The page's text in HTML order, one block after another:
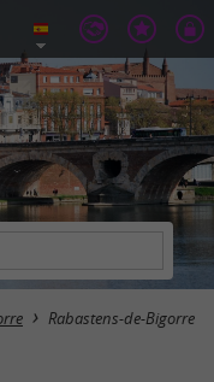
Rabastens-de-Bigorre